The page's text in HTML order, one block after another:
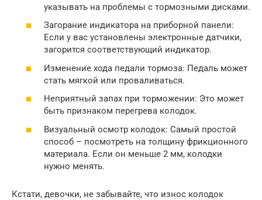
указывать на проблемы с тормозными дисками.
Загорание индикатора на приборной панели:
Если у вас установлены электронные датчики,
загорится соответствующий индикатор.
Изменение хода педали тормоза: Педаль может
стать мягкой или проваливаться.
Неприятный запах при торможении: Это может
быть признаком перегрева колодок.
Визуальный осмотр колодок: Самый простой
способ – посмотреть на толщину фрикционного
материала. Если он меньше 2 мм, колодки
нужно менять.
Кстати, девочки, не забывайте, что износ колодок